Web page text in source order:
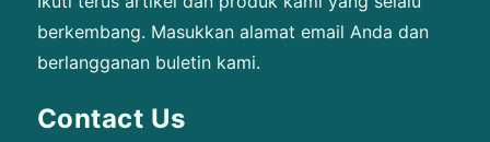
berkembang. Masukkan alamat email Anda dan
berlangganan buletin kami.
Contact Us